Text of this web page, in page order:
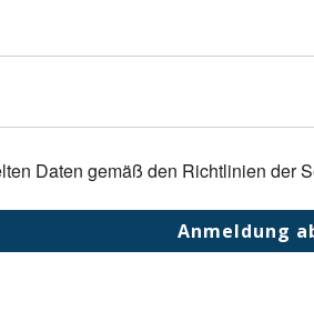
Daten gemäß den Richtlinien der